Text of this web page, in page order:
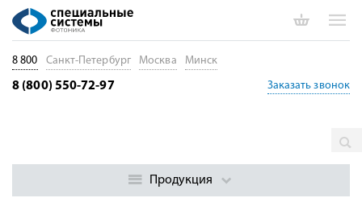
Квантовые компьютеры
HANYUAN-1 - квантовый компьютер
8 800 Санкт-Петербург Москва Минск
8 (800) 550-72-97 Заказать звонок
Продукция